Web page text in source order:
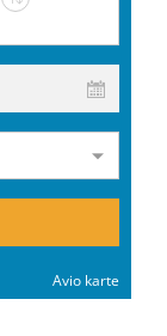
Avio karte